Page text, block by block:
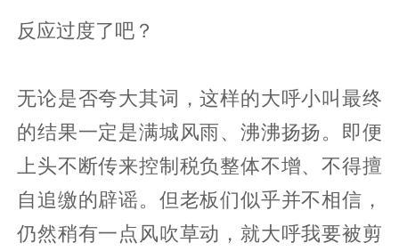
反应过度了吧？
无论是否夸大其词，这样的大呼小叫最终
的结果一定是满城风雨、沸沸扬扬。即便
上头不断传来控制税负整体不增、不得擅
自追缴的辟谣。但老板们似乎并不相信，
仍然稍有一点风吹草动，就大呼我要被剪